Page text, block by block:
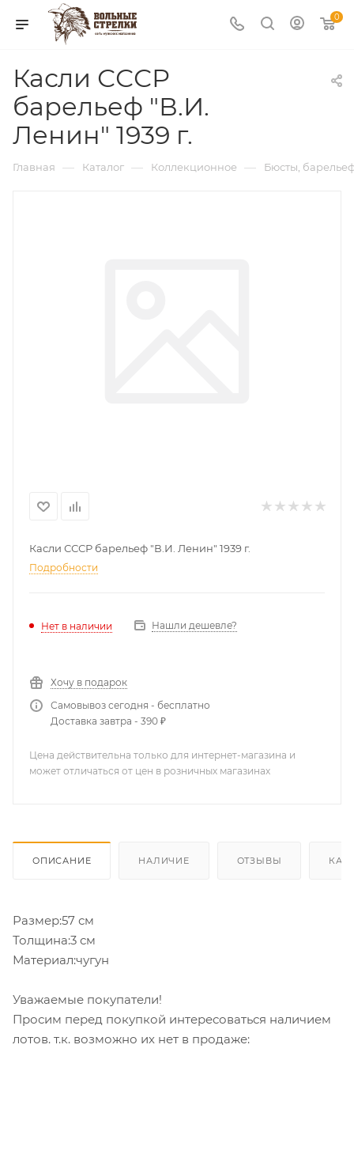
0
Касли СССР
барельеф "В.И.
Ленин" 1939 г.
Главная — Каталог — Коллекционное — Бюсты,
Касли СССР барельеф "В.И. Ленин" 1939 г.
Подробности
Нет в наличии Нашли дешевле?
Хочу в подарок
Самовывоз сегодня - бесплатно
Доставка завтра - 390 ₽
Цена действительна только для интернет-магазина и
может отличаться от цен в розничных магазинах
ОПИСАНИЕ НАЛИЧИЕ ОТЗЫВЫ КАК
Размер:57 см
Толщина:3 см
Материал:чугун
Уважаемые покупатели!
Просим перед покупкой интересоваться наличием
лотов. т.к. возможно их нет в продаже: